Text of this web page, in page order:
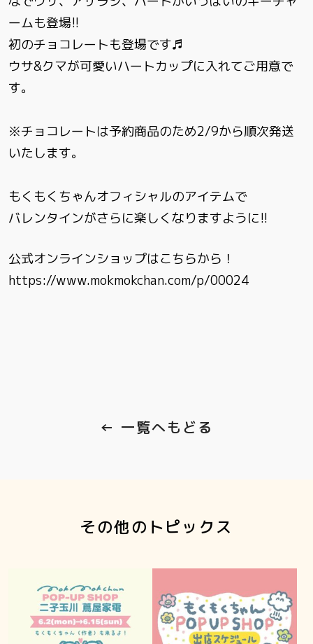
ームも登場!!
初のチョコレートも登場です♬
ウサ&クマが可愛いハートカップに入れてご用意で
す。
※チョコレートは予約商品のため2/9から順次発送
いたします。
もくもくちゃんオフィシャルのアイテムで
バレンタインがさらに楽しくなりますように!!
公式オンラインショップはこちらから！
https://www.mokmokchan.com/p/00024
← 一覧へもどる
その他のトピックス